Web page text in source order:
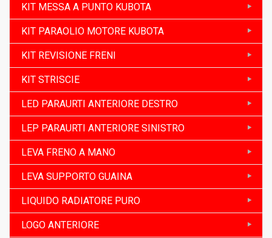
KIT MESSA A PUNTO KUBOTA
KIT PARAOLIO MOTORE KUBOTA
KIT REVISIONE FRENI
KIT STRISCIE
LED PARAURTI ANTERIORE DESTRO
LEP PARAURTI ANTERIORE SINISTRO
LEVA FRENO A MANO
LEVA SUPPORTO GUAINA
LIQUIDO RADIATORE PURO
LOGO ANTERIORE